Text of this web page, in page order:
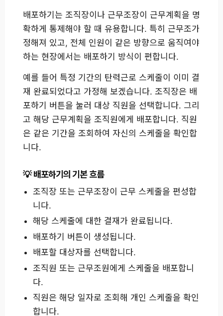
배포하기는 조직장이나 근무조장이 근무계획을 명
확하게 통제해야 할 때 유용합니다. 특히 근무조가
정해져 있고, 전체 인원이 같은 방향으로 움직여야
하는 현장에서는 배포하기 방식이 편합니다.
예를 들어 특정 기간의 탄력근로 스케줄이 이미 결
재 완료되었다고 가정해 보겠습니다. 조직장은 배
포하기 버튼을 눌러 대상 직원을 선택합니다. 그리
고 해당 근무계획을 조직원에게 배포합니다. 직원
은 같은 기간을 조회하여 자신의 스케줄을 확인합
니다.
배포하기의 기본 흐름
조직장 또는 근무조장이 근무 스케줄을 편성합
니다.
해당 스케줄에 대한 결재가 완료됩니다.
배포하기 버튼이 생성됩니다.
배포할 대상자를 선택합니다.
조직원 또는 근무조원에게 스케줄을 배포합니
다.
직원은 해당 일자로 조회해 개인 스케줄을 확인
합니다.